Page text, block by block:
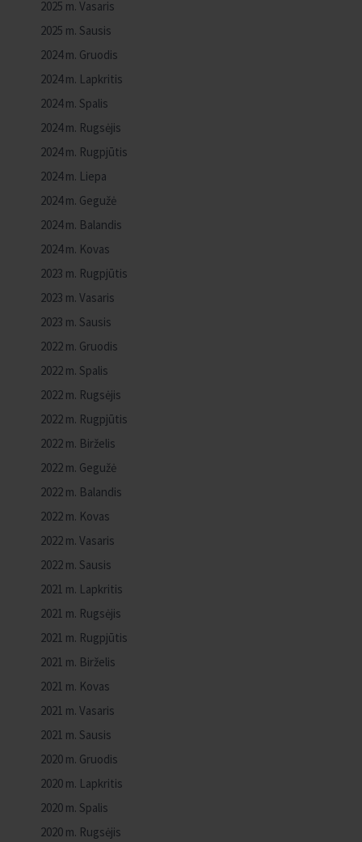
2025 m. Vasaris
2025 m. Sausis
2024 m. Gruodis
2024 m. Lapkritis
2024 m. Spalis
2024 m. Rugsėjis
2024 m. Rugpjūtis
2024 m. Liepa
2024 m. Gegužė
2024 m. Balandis
2024 m. Kovas
2023 m. Rugpjūtis
2023 m. Vasaris
2023 m. Sausis
2022 m. Gruodis
2022 m. Spalis
2022 m. Rugsėjis
2022 m. Rugpjūtis
2022 m. Birželis
2022 m. Gegužė
2022 m. Balandis
2022 m. Kovas
2022 m. Vasaris
2022 m. Sausis
2021 m. Lapkritis
2021 m. Rugsėjis
2021 m. Rugpjūtis
2021 m. Birželis
2021 m. Kovas
2021 m. Vasaris
2021 m. Sausis
2020 m. Gruodis
2020 m. Lapkritis
2020 m. Spalis
2020 m. Rugsėjis